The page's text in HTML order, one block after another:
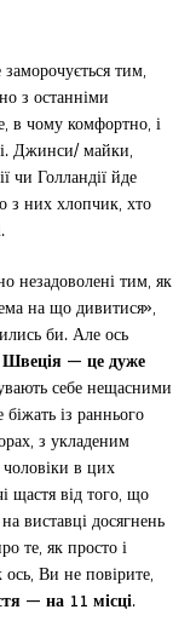
тим,
з останніми
в чому комфортно, і
Джинси/ майки,
чи Голландії йде
з них хлопчик, хто
незадоволені тим, як
на що дивитися»,
би. Але ось
Швеція — це дуже
себе нещасними
із раннього
з укладеним
в цих
щастя від того, що
виставці досягнень
те, як просто і
ось, Ви не повірите,
— на 11 місці.